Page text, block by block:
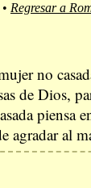
• Regresar a
no
de Dios,
piensa
agradar al